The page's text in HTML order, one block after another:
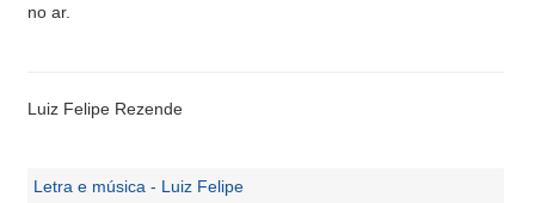
no ar.
Luiz Felipe Rezende
Letra e música - Luiz Felipe